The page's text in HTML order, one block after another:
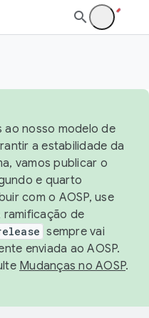
ao nosso modelo de
a estabilidade da
vamos publicar o
e quarto
com o AOSP, use
ramificação de
sempre vai
enviada ao AOSP.
Mudanças no AOSP.